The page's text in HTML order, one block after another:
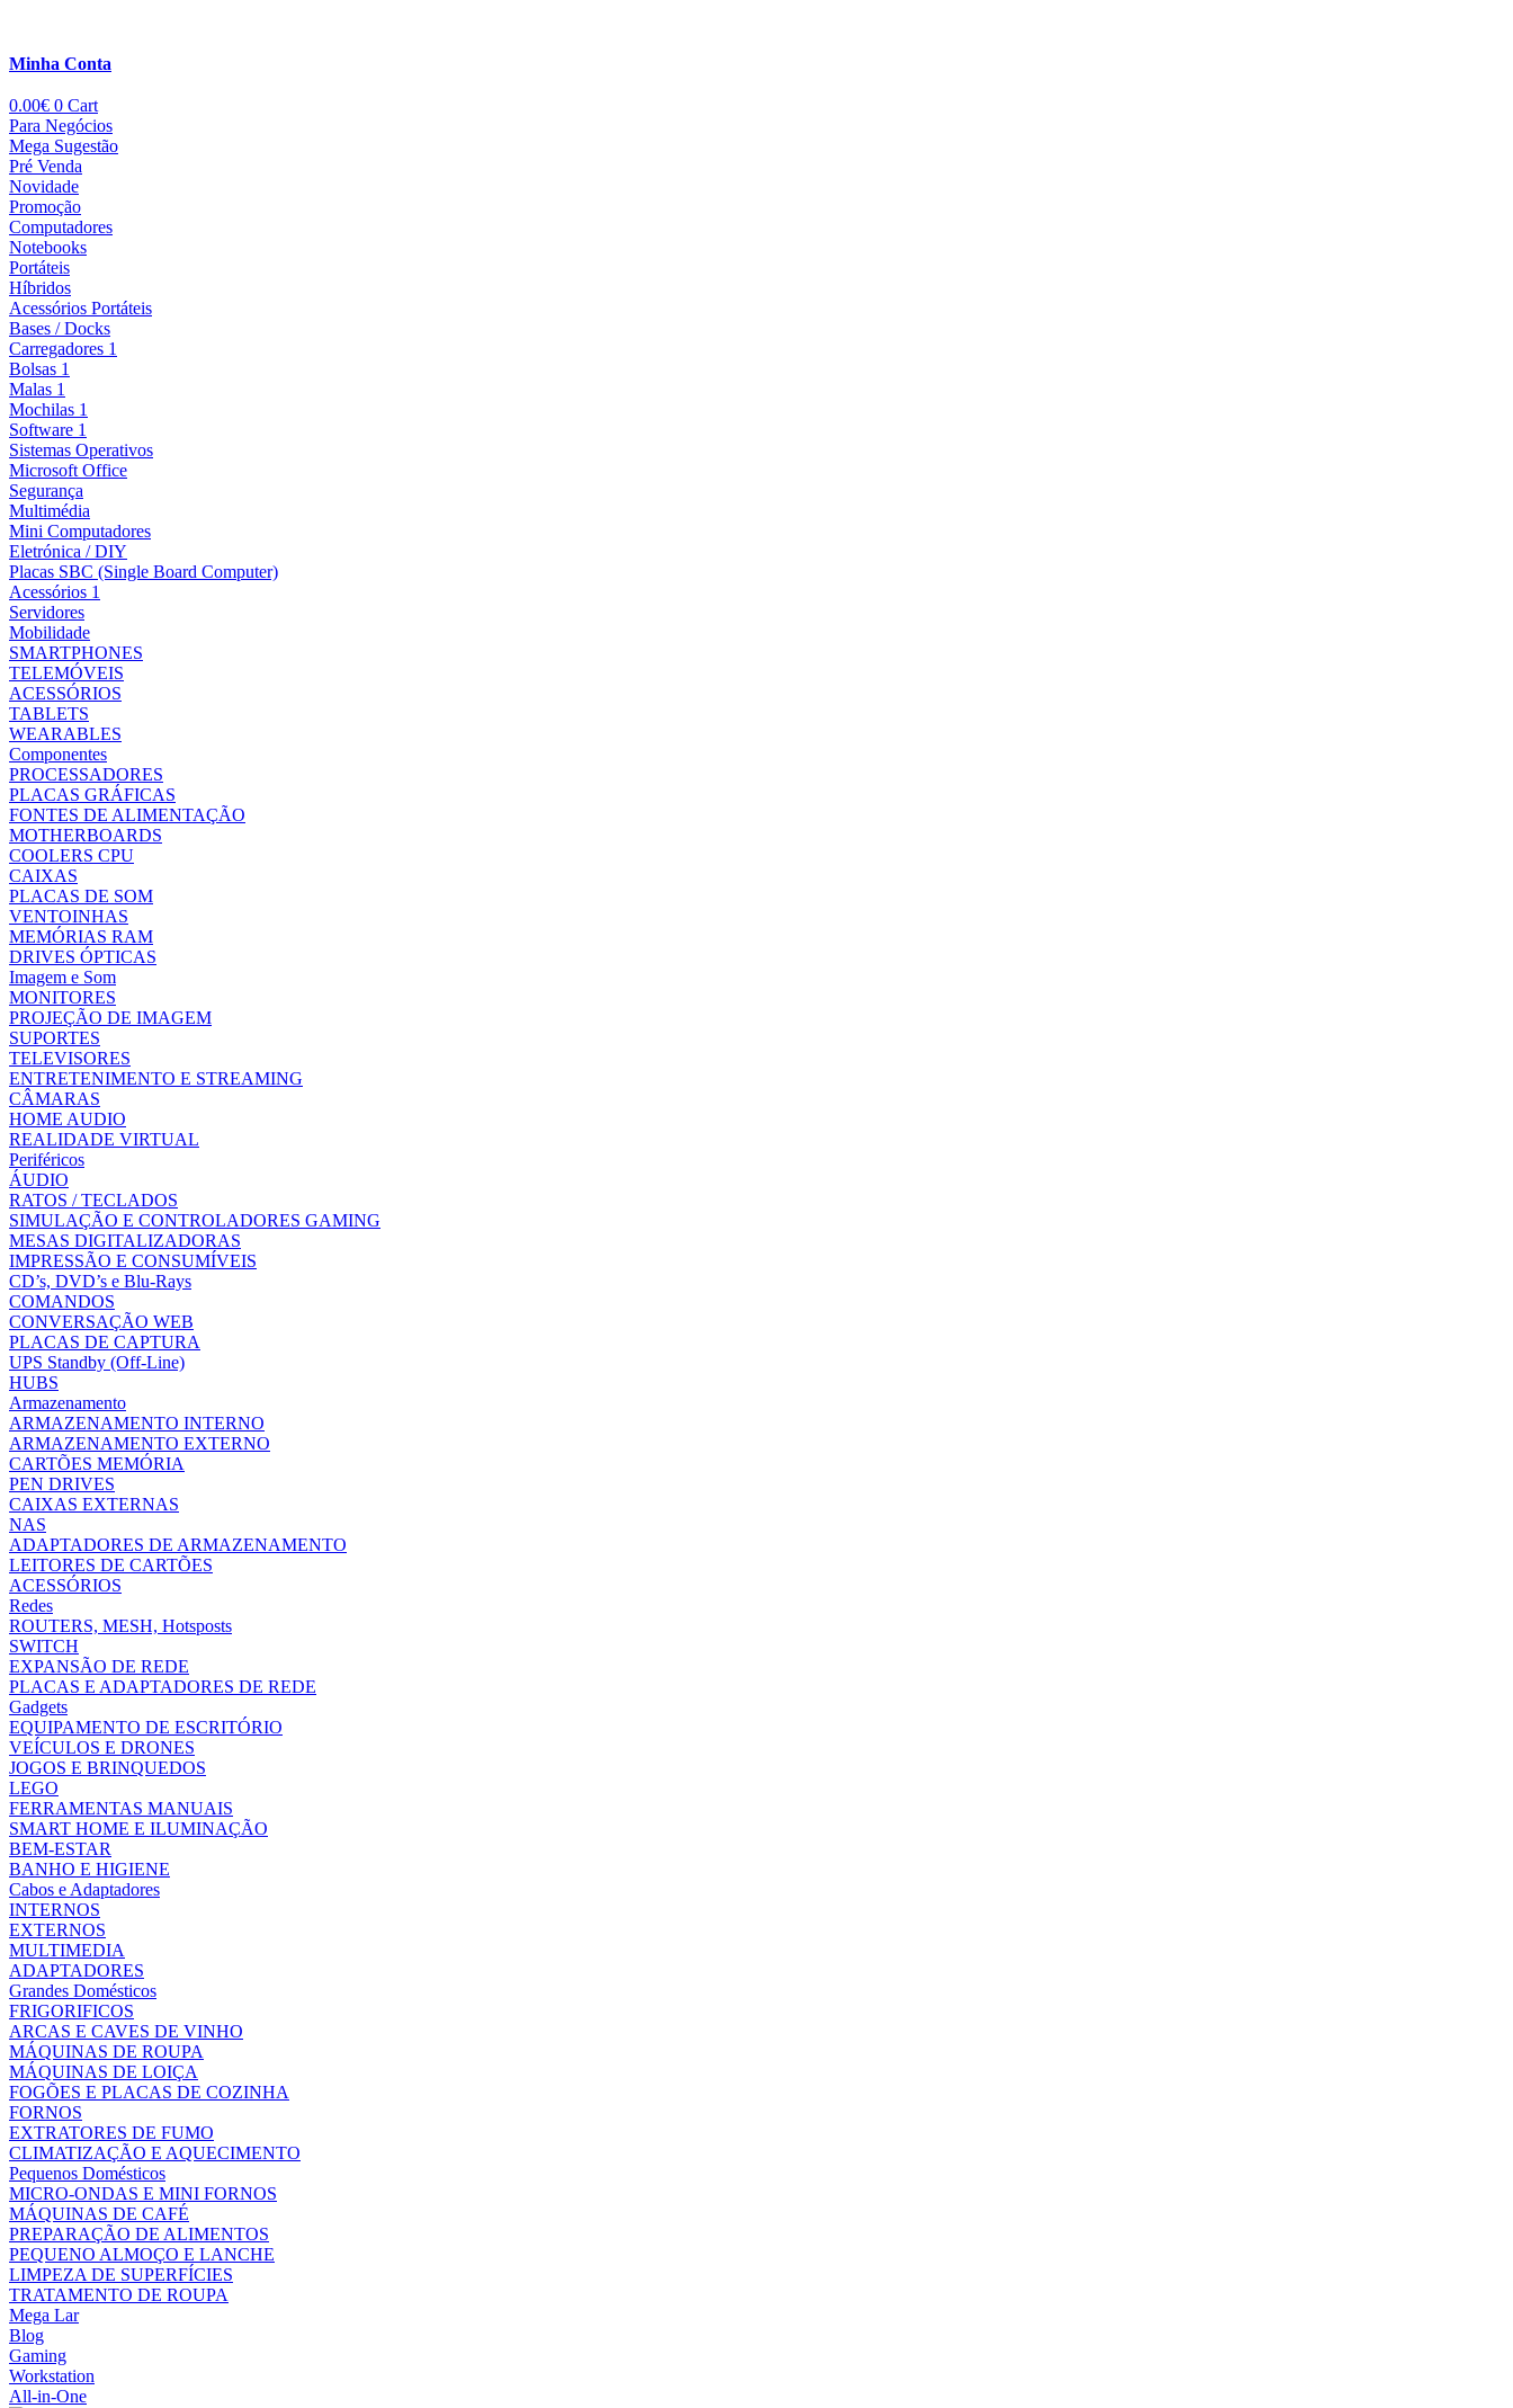
Minha Conta
0.00€ 0 Cart
Para Negócios
Mega Sugestão
Pré Venda
Novidade
Promoção
Computadores
Notebooks
Portáteis
Híbridos
Acessórios Portáteis
Bases / Docks
Carregadores 1
Bolsas 1
Malas 1
Mochilas 1
Software 1
Sistemas Operativos
Microsoft Office
Segurança
Multimédia
Mini Computadores
Eletrónica / DIY
Placas SBC (Single Board Computer)
Acessórios 1
Servidores
Mobilidade
SMARTPHONES
TELEMÓVEIS
ACESSÓRIOS
TABLETS
WEARABLES
Componentes
PROCESSADORES
PLACAS GRÁFICAS
FONTES DE ALIMENTAÇÃO
MOTHERBOARDS
COOLERS CPU
CAIXAS
PLACAS DE SOM
VENTOINHAS
MEMÓRIAS RAM
DRIVES ÓPTICAS
Imagem e Som
MONITORES
PROJEÇÃO DE IMAGEM
SUPORTES
TELEVISORES
ENTRETENIMENTO E STREAMING
CÂMARAS
HOME AUDIO
REALIDADE VIRTUAL
Periféricos
ÁUDIO
RATOS / TECLADOS
SIMULAÇÃO E CONTROLADORES GAMING
MESAS DIGITALIZADORAS
IMPRESSÃO E CONSUMÍVEIS
CD’s, DVD’s e Blu-Rays
COMANDOS
CONVERSAÇÃO WEB
PLACAS DE CAPTURA
UPS Standby (Off-Line)
HUBS
Armazenamento
ARMAZENAMENTO INTERNO
ARMAZENAMENTO EXTERNO
CARTÕES MEMÓRIA
PEN DRIVES
CAIXAS EXTERNAS
NAS
ADAPTADORES DE ARMAZENAMENTO
LEITORES DE CARTÕES
ACESSÓRIOS
Redes
ROUTERS, MESH, Hotsposts
SWITCH
EXPANSÃO DE REDE
PLACAS E ADAPTADORES DE REDE
Gadgets
EQUIPAMENTO DE ESCRITÓRIO
VEÍCULOS E DRONES
JOGOS E BRINQUEDOS
LEGO
FERRAMENTAS MANUAIS
SMART HOME E ILUMINAÇÃO
BEM-ESTAR
BANHO E HIGIENE
Cabos e Adaptadores
INTERNOS
EXTERNOS
MULTIMEDIA
ADAPTADORES
Grandes Domésticos
FRIGORIFICOS
ARCAS E CAVES DE VINHO
MÁQUINAS DE ROUPA
MÁQUINAS DE LOIÇA
FOGÕES E PLACAS DE COZINHA
FORNOS
EXTRATORES DE FUMO
CLIMATIZAÇÃO E AQUECIMENTO
Pequenos Domésticos
MICRO-ONDAS E MINI FORNOS
MÁQUINAS DE CAFÉ
PREPARAÇÃO DE ALIMENTOS
PEQUENO ALMOÇO E LANCHE
LIMPEZA DE SUPERFÍCIES
TRATAMENTO DE ROUPA
Mega Lar
Blog
Gaming
Workstation
All-in-One